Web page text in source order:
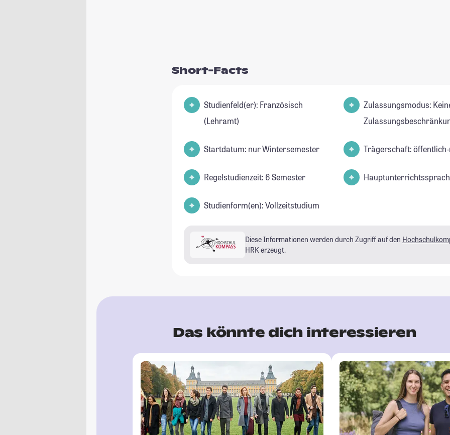
Short-Facts
Studienfeld(er): Französisch
(Lehramt)
Startdatum: nur Wintersemester
Regelstudienzeit: 6 Semester
Studienform(en): Vollzeitstudium
Zulassungsmodus:
Trägerschaft:
Diese Informationen werden durch Zugriff auf den
HRK erzeugt.
Das könnte dich interessieren